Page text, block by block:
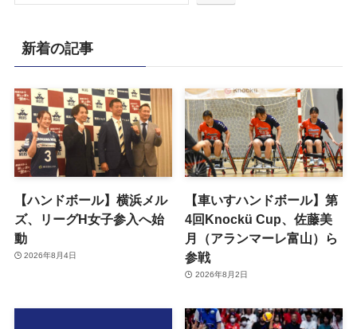
新着の記事
【ハンドボール】横浜メル
ズ、リーグH女子参入へ始
動
2026年8月4日
【車いすハンドボール】第
4回Knockü Cup、佐藤美
月（アランマーレ富山）ら
参戦
2026年8月2日